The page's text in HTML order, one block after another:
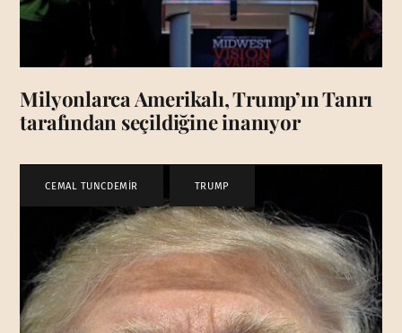
Milyonlarca Amerikalı, Trump’ın Tanrı
tarafından seçildiğine inanıyor
CEMAL TUNCDEMİR TRUMP